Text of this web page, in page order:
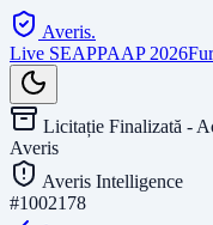
Averis.
Live SEAPPAAP 2026
Licitație Finalizată -
Averis
Averis Intelligence
#1002178